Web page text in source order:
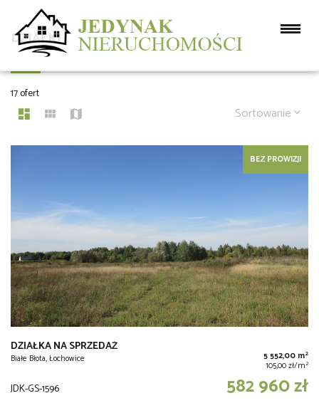
DZIAŁKI
17 ofert
Sortowanie
BEZ PROWIZJI
DZIAŁKA NA SPRZEDAŻ
Białe Błota, Łochowice 5 552,00 m2
105,00 zł/m2
JDK-GS-1596 582 960 zł